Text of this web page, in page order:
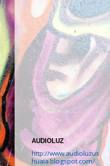
AUDIOLUZ
http://www.audioluzus
huaia.blogspot.com/